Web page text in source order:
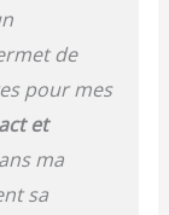
de
pour mes
et
ma
sa